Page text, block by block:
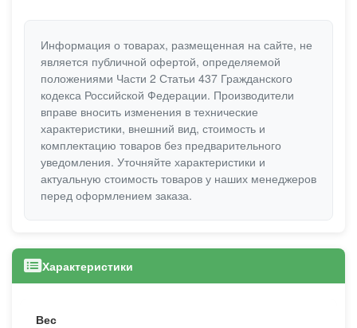
Информация о товарах, размещенная на сайте, не
является публичной офертой, определяемой
положениями Части 2 Статьи 437 Гражданского
кодекса Российской Федерации. Производители
вправе вносить изменения в технические
характеристики, внешний вид, стоимость и
комплектацию товаров без предварительного
уведомления. Уточняйте характеристики и
актуальную стоимость товаров у наших менеджеров
перед оформлением заказа.
Характеристики
Вес